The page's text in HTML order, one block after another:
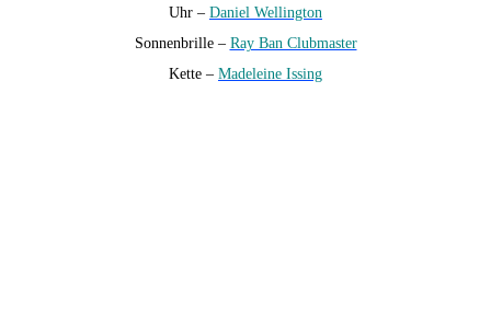
Uhr – Daniel Wellington
Sonnenbrille – Ray Ban Clubmaster
Kette – Madeleine Issing